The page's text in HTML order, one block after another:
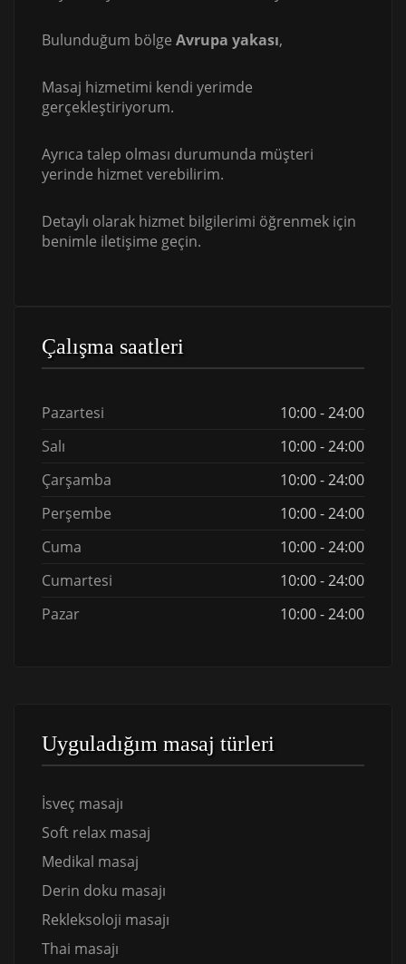
Bulunduğum bölge Avrupa yakası,
Masaj hizmetimi kendi yerimde
gerçekleştiriyorum.
Ayrıca talep olması durumunda müşteri
yerinde hizmet verebilirim.
Detaylı olarak hizmet bilgilerimi öğrenmek için
benimle iletişime geçin.
Çalışma saatleri
Pazartesi
10:00 - 24:00
Salı
10:00 - 24:00
Çarşamba
10:00 - 24:00
Perşembe
10:00 - 24:00
Cuma
10:00 - 24:00
Cumartesi
10:00 - 24:00
Pazar
10:00 - 24:00
Uyguladığım masaj türleri
İsveç masajı
Soft relax masaj
Medikal masaj
Derin doku masajı
Rekleksoloji masajı
Thai masajı